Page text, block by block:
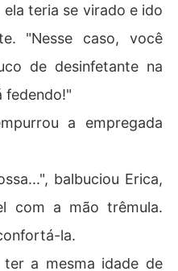
teria se virado e ido
"Nesse caso, você
de desinfetante na
fedendo!"
a empregada
balbuciou Erica,
com a mão trêmula.
la.
a mesma idade de